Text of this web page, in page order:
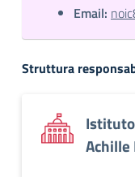
Email:
Struttura
Achille